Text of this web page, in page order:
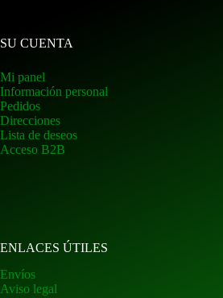
SU CUENTA
Mi panel
Información personal
Pedidos
Direcciones
Lista de deseos
Acceso B2B
ENLACES ÚTILES
Envíos
Aviso legal